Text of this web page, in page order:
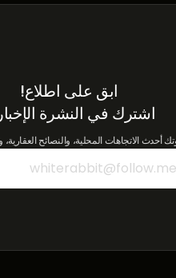
ابق على اطلاع!
اشترك في النشرة
أحدث الاتجاهات المحلية، والنصائح العقارية،